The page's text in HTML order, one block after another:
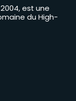
est une
du High-